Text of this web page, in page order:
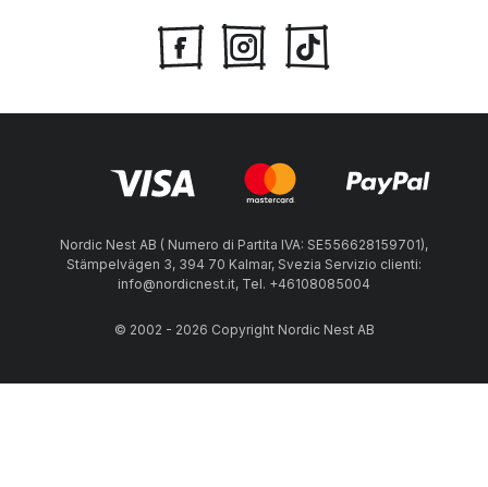
Nordic Nest AB ( Numero di Partita IVA: SE556628159701),
Stämpelvägen 3, 394 70 Kalmar, Svezia Servizio clienti:
info@nordicnest.it, Tel. +46108085004
© 2002 - 2026 Copyright Nordic Nest AB